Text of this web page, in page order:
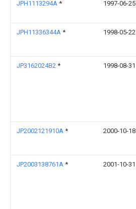
JPH1113294A * 1997-06-25
JPH11336344A * 1998-05-22
JP3162024B2 * 1998-08-31
JP2002121910A * 2000-10-18
JP2003138761A * 2001-10-31